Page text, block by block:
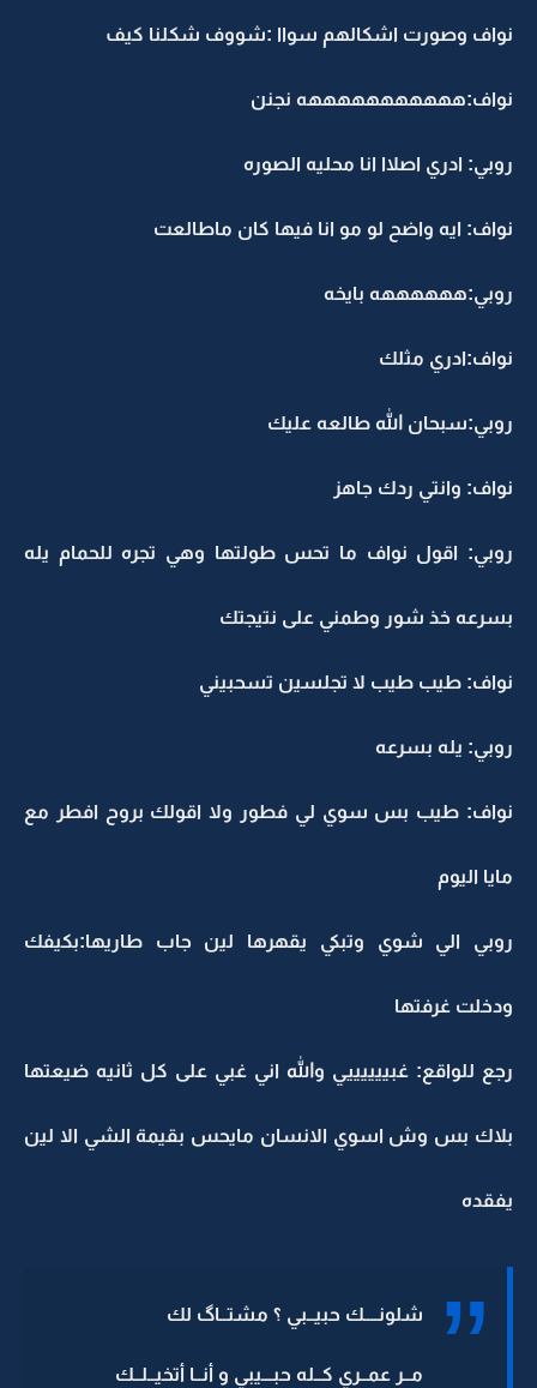
نواف وصورت اشكالهم سواا :شووف شكلنا كيف
نواف:هههههههههههه نجنن
روبي: ادري اصلاا انا محليه الصوره
نواف: ايه واضح لو مو انا فيها كان ماطالعت
روبي:ههههههه بايخه
نواف:ادري مثلك
روبي:سبحان الله طالعه عليك
نواف: وانتي ردك جاهز
روبي: اقول نواف ما تحس طولتها وهي تجره للحمام يله
بسرعه خذ شور وطمني على نتيجتك
نواف: طيب طيب لا تجلسين تسحبيني
روبي: يله بسرعه
نواف: طيب بس سوي لي فطور ولا اقولك بروح افطر مع
مايا اليوم
روبي الي شوي وتبكي يقهرها لين جاب طاريها:بكيفك
ودخلت غرفتها
رجع للواقع: غبييييييي والله اني غبي على كل ثانيه ضيعتها
بلاك بس وش اسوي الانسان مايحس بقيمة الشي الا لين
يفقده
شلونــــك حبيــبي ؟ مشتــاگ لك
مــر عمــري كــله حبـــيبي و أنــا أتخيــلــك